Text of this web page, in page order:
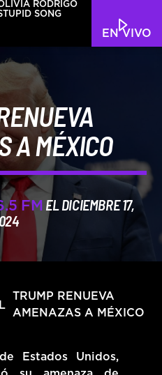
EN VIVO
RODRIGO
SONG
HITS
A MÉXICO
FM EL DICIEMBRE 17,
TRUMP RENUEVA
AMENAZAS A MÉXICO
Estados Unidos,